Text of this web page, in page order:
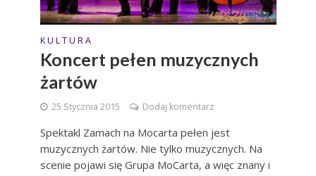
K U L T U R A
Koncert pełen muzycznych
żartów
25 Stycznia 2015 Dodaj komentarz
Spektakl Zamach na Mocarta pełen jest
muzycznych żartów. Nie tylko muzycznych. Na
scenie pojawi się Grupa MoCarta, a więc znany i